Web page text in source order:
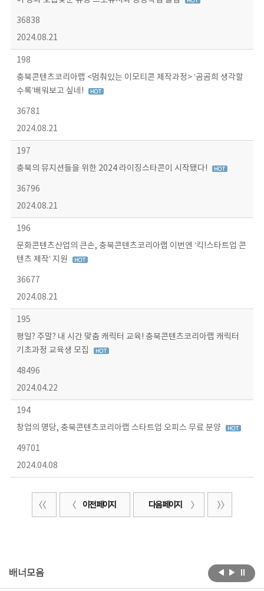
36838
2024.08.21
198
충북콘텐츠코리아랩 <멈춰있는 이모티콘 제작과정> ‘곰곰희 생각할
수록’배워보고 싶네!
36781
2024.08.21
197
충북의 뮤지션들을 위한 2024 라이징스타콘이 시작됐다!
36796
2024.08.21
196
문화콘텐츠산업의 큰손, 충북콘텐츠코리아랩 이번엔 ‘킥!스타트업 콘
텐츠 제작’ 지원
36677
2024.08.21
195
평일? 주말? 내 시간 맞춤 캐릭터 교육! 충북콘텐츠코리아랩 캐릭터
기초과정 교육생 모집
48496
2024.04.22
194
창업의 명당, 충북콘텐츠코리아랩 스타트업 오피스 무료 분양
49701
2024.04.08
이전 페이지 다음 페이지
배너모음